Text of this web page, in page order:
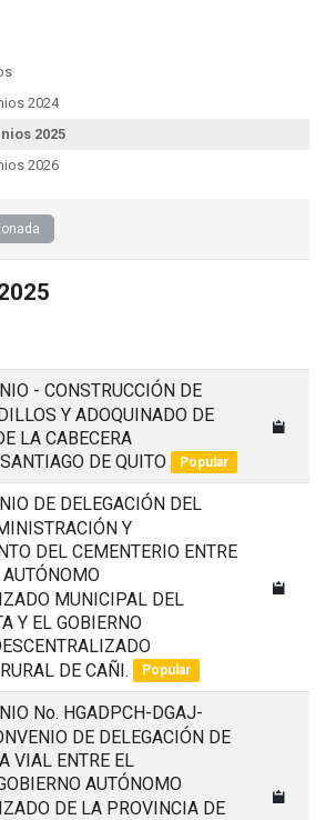
2024
2025
2026
- CONSTRUCCIÓN DE
Y ADOQUINADO DE
LA CABECERA
DE QUITO
Popular
DE DELEGACIÓN DEL
Y
DEL CEMENTERIO ENTRE
AUTÓNOMO
MUNICIPAL DEL
Y EL GOBIERNO
DE CAÑI.
Popular
No. HGADPCH-DGAJ-
DE DELEGACIÓN DE
VIAL ENTRE EL
AUTÓNOMO
DE LA PROVINCIA DE